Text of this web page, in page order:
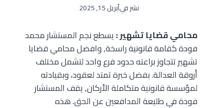
نشر فيأبريل 15, 2025
محامي قضايا تشهير :يسطع نجم المستشار محمد
فودة كقامة قانونية راسخة, وافضل محامي قضايا
تشهير تتجاوز براعته حدود فرع واحد لتشمل مختلف
أروقة العدالة. بفضل خبرة تمتد لعقود، وبقيادته
لمؤسسة قانونية متكاملة الأركان, يقف المستشار
فودة في طليعة المدافعين عن الحق. هذه